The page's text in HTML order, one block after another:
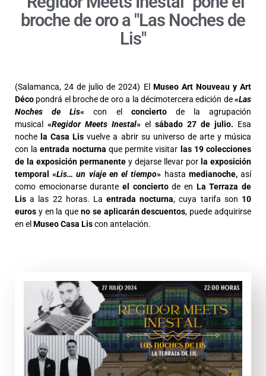
broche de oro a "Las Noches de
Lis"
(Salamanca, 24 de julio de 2024) El Museo Art Nouveau y Art
Déco pondrá el broche de oro a la décimotercera edición de«Las
Noches de Lis« con el concierto de la agrupación
musical «Regidor Meets Inestal» el sábado 27 de julio. Esa
noche la Casa Lisvuelve a abrir su universo de arte y música
con laentrada nocturna que permite visitar las 19 colecciones
de la exposición permanente y dejarse llevar por la exposición
temporal «Lis… un viaje en el tiempo» hasta medianoche,así
como emocionarse durante el conciertode en La Terraza de
Lis a las 22 horas. Laentrada nocturna, cuya tarifa son 10
euros y en la que no se aplicarán descuentos, puede adquirirse
en el Museo Casa Liscon antelación.